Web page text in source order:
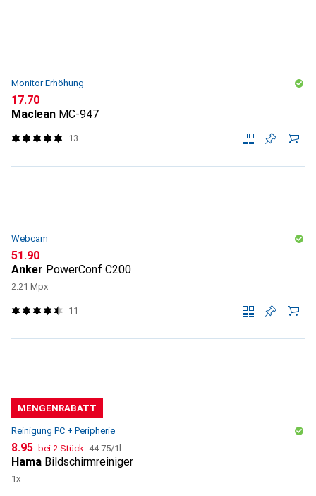
Monitor Erhöhung
CHF
17.70
Maclean MC-947
13
Webcam
CHF
51.90
Anker PowerConf C200
2.21 Mpx
11
MENGENRABATT
Reinigung PC + Peripherie
CHF
8.95 bei 2 Stück CHF
44.75/1l
Hama Bildschirmreiniger
1x